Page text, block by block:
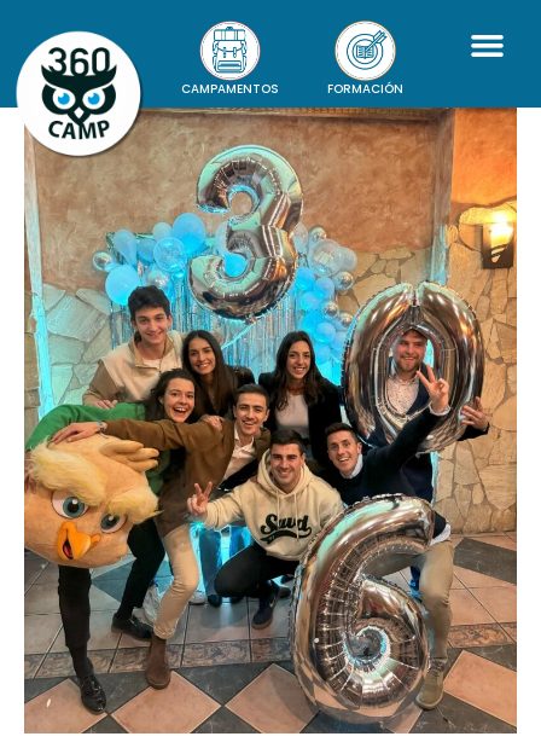
CAMPAMENTOS FORMACIÓN